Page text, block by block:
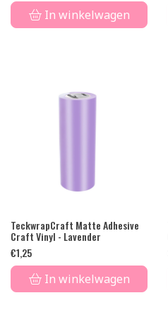
In winkelwagen
TeckwrapCraft Matte Adhesive
Craft Vinyl - Lavender
€1,25
In winkelwagen